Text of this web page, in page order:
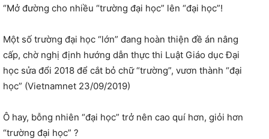
“Mở đường cho nhiều “trường đại học” lên “đại học”!
Một số trường đại học “lớn” đang hoàn thiện đề án nâng
cấp, chờ nghị định hướng dẫn thực thi Luật Giáo dục Đại
học sửa đổi 2018 để cắt bỏ chữ “trường”, vươn thành “đại
học” (Vietnamnet 23/09/2019)
Ô hay, bỗng nhiên “đại học” trở nên cao quí hơn, giỏi hơn
“trường đại học” ?